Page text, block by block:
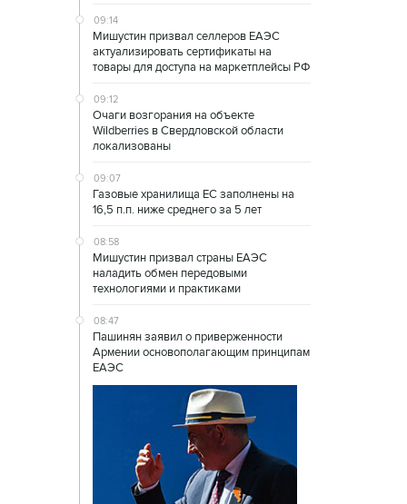
09:14
Мишустин призвал селлеров ЕАЭС
актуализировать сертификаты на
товары для доступа на маркетплейсы РФ
09:12
Очаги возгорания на объекте
Wildberries в Свердловской области
локализованы
09:07
Газовые хранилища ЕС заполнены на
16,5 п.п. ниже среднего за 5 лет
08:58
Мишустин призвал страны ЕАЭС
наладить обмен передовыми
технологиями и практиками
08:47
Пашинян заявил о приверженности
Армении основополагающим принципам
ЕАЭС